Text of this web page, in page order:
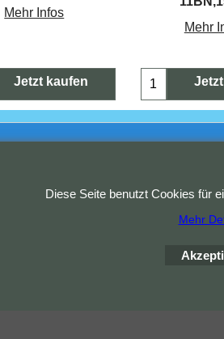
Mehr Infos
Jetzt kaufen
Mehr
Diese Seite benutzt Cookies für
Mehr